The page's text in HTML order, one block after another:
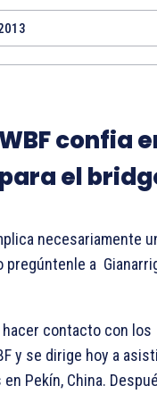
confia
el
necesariamente
pregúntenle a
hacer contacto con los
y se dirige hoy a
Pekín, China.